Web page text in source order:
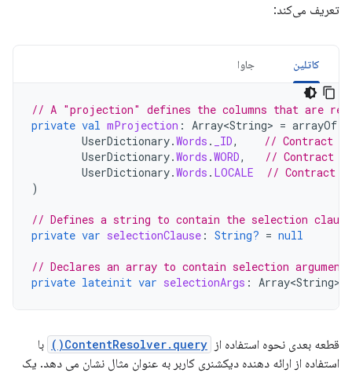
تعریف می‌کند:
کاتلین جاوا
// A "projection" defines the columns that are
private val mProjection : Array<String> = arrayOf
UserDictionary.Words . _ID,
// Contract
UserDictionary.Words .WORD,
// Contract
UserDictionary.Words . LOCALE
// Contract
)
// Defines a string to contain the selection clause
private var selectionClause : String? = null
// Declares an array to contain selection arguments
private lateinit var selectionArgs : Array<String>
قطعه بعدی نحوه استفاده از ContentResolver.query()
با
استفاده از ارائه دهنده دیکشنری کاربر به عنوان مثال نشان می دهد. یک